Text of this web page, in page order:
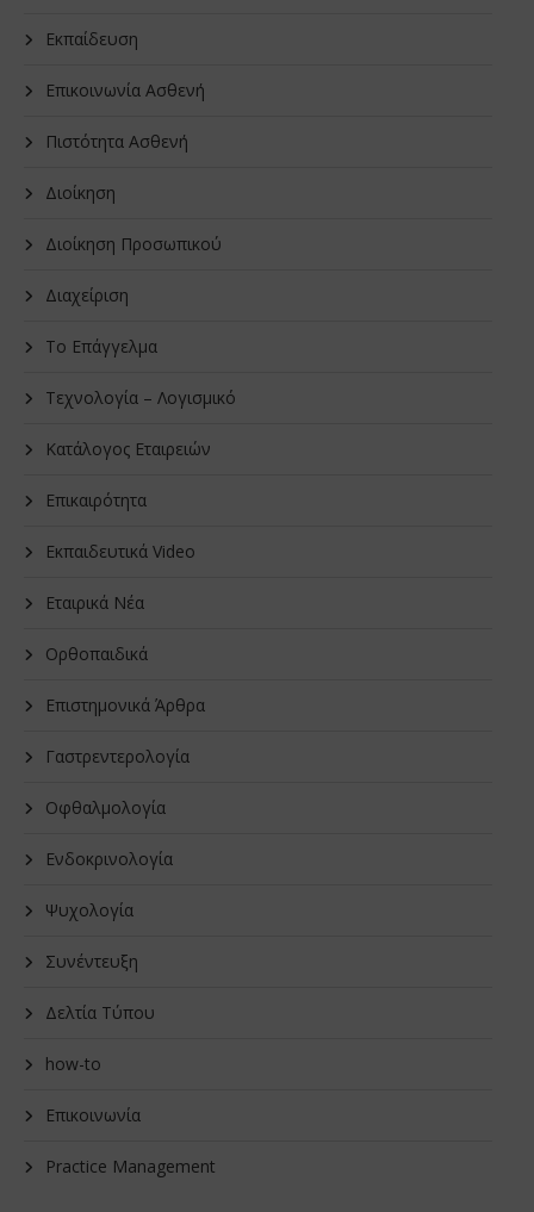
Εκπαίδευση
Επικοινωνία Ασθενή
Πιστότητα Ασθενή
Διοίκηση
Διοίκηση Προσωπικού
Διαχείριση
Το Επάγγελμα
Τεχνολογία – Λογισμικό
Κατάλογος Εταιρειών
Επικαιρότητα
Εκπαιδευτικά Video
Εταιρικά Νέα
Oρθοπαιδικά
Επιστημονικά Άρθρα
Γαστρεντερολογία
Οφθαλμολογία
Ενδοκρινολογία
Ψυχολογία
Συνέντευξη
Δελτία Τύπου
how-to
Επικοινωνία
Practice Management